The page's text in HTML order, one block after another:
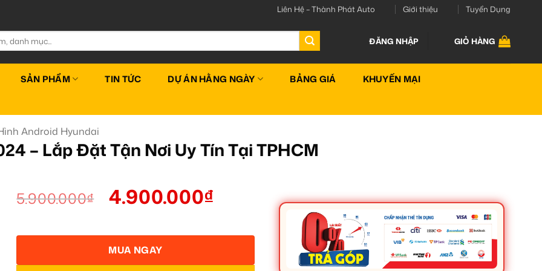
Liên Hệ – Thành Phát Auto Giới thiệu Tuyển Dụng
ĐĂNG NHẬP GIỎ HÀNG
SẢN PHẨM TIN TỨC DỰ ÁN HẰNG NGÀY BẢNG GIÁ KHUYẾN MẠI
Android Hyundai
– Lắp Đặt Tận Nơi Uy Tín Tại TPHCM
5.900.000₫ 4.900.000₫
MUA NGAY